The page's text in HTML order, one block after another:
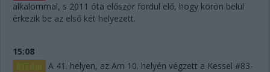
alkalommal, s 2011 óta először fordul elő, hogy körön belül
érkezik be az első két helyezett.
15:08
A 41. helyen, az Am 10. helyén végzett a Kessel #83-